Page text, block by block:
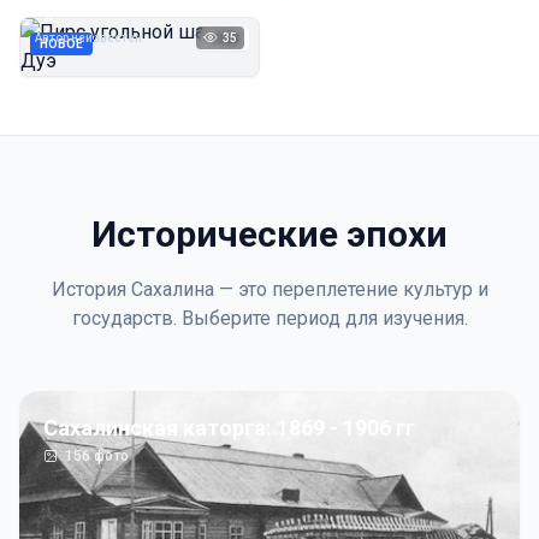
НОВОЕ 1923
Автор неизвестен 35
Исторические эпохи
История Сахалина — это переплетение культур и
государств. Выберите период для изучения.
Сахалинская каторга: 1869 - 1906 гг
156фото